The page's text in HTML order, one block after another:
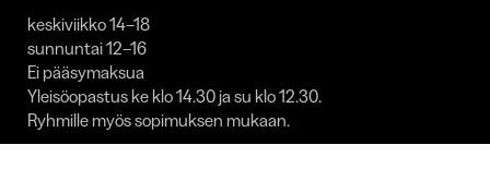
keskiviikko 14–18
sunnuntai 12–16
Ei pääsymaksua
Yleisöopastus ke klo 14.30 ja su klo 12.30.
Ryhmille myös sopimuksen mukaan.